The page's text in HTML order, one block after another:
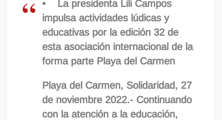
• La presidenta Lili Campos
impulsa actividades lúdicas y
educativas por la edición 32 de
esta asociación internacional de la
forma parte Playa del Carmen
Playa del Carmen, Solidaridad, 27
de noviembre 2022.- Continuando
con la atención a la educación,